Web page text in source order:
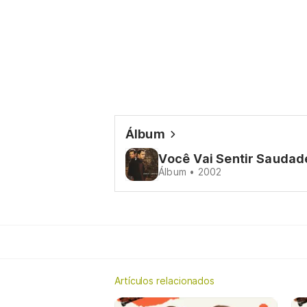
Álbum
Você Vai Sentir
Álbum • 2002
Artículos relacionados